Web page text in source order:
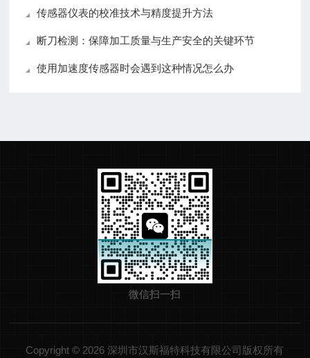
传感器仪表的校准技术与精度提升方法
断刀检测：保障加工质量与生产安全的关键环节
使用加速度传感器时会遇到这种情况怎么办
微信扫一扫
Copyright © 2026 深圳市汉斯福特科技有限公司版权所有